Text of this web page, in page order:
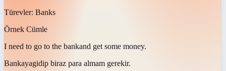
Türevler: Banks
Örnek Cümle
I need to go to the bankand get some money.
Bankayagidip biraz para almam gerekir.